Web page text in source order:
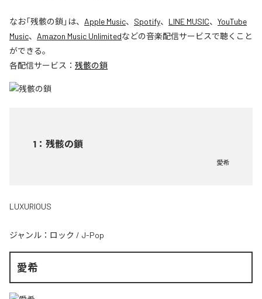
なお「残骸の鎖 」は、 Apple Music、 Spotify、 LINE MUSIC、 YouTube
Music、 Amazon Music Unlimitedなどの音楽配信サービスで聴くこと
ができる。
各配信サービス： 残骸の鎖
1 ： 残骸の鎖
愛希
LUXURIOUS
ジャンル： ロック / J-Pop
愛希